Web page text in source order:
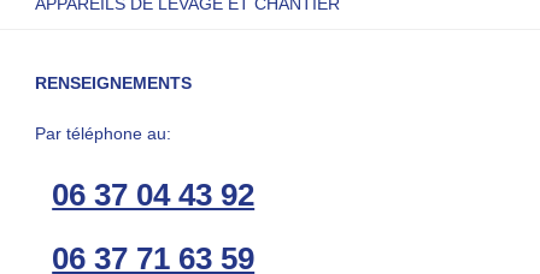
RENSEIGNEMENTS
Par téléphone au:
06 37 04 43 92
06 37 71 63 59